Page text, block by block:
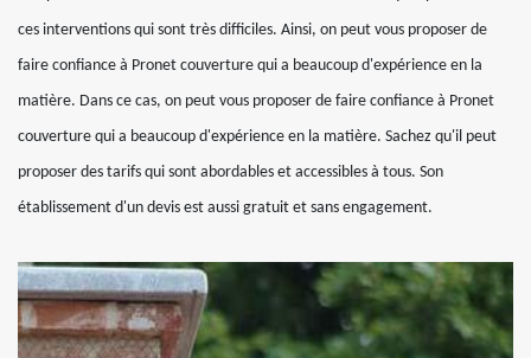
ces interventions qui sont très difficiles. Ainsi, on peut vous proposer de
faire confiance à Pronet couverture qui a beaucoup d'expérience en la
matière. Dans ce cas, on peut vous proposer de faire confiance à Pronet
couverture qui a beaucoup d'expérience en la matière. Sachez qu'il peut
proposer des tarifs qui sont abordables et accessibles à tous. Son
établissement d'un devis est aussi gratuit et sans engagement.